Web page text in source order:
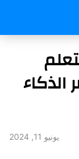
يونيو 11, 2024